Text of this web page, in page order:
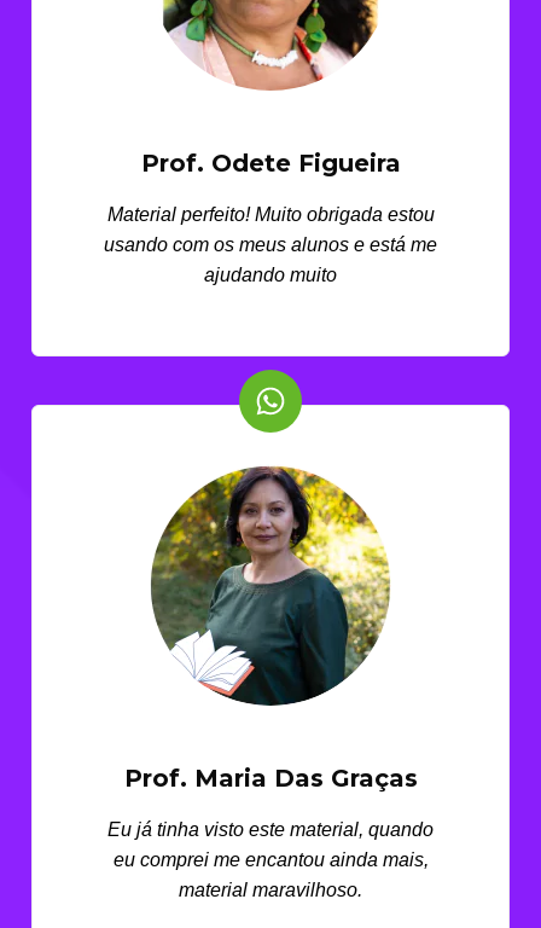
Prof. Odete Figueira
Material perfeito! Muito obrigada estou
usando com os meus alunos e está me
ajudando muito
Prof. Maria Das Graças
Eu já tinha visto este material, quando
eu comprei me encantou ainda mais,
material maravilhoso.